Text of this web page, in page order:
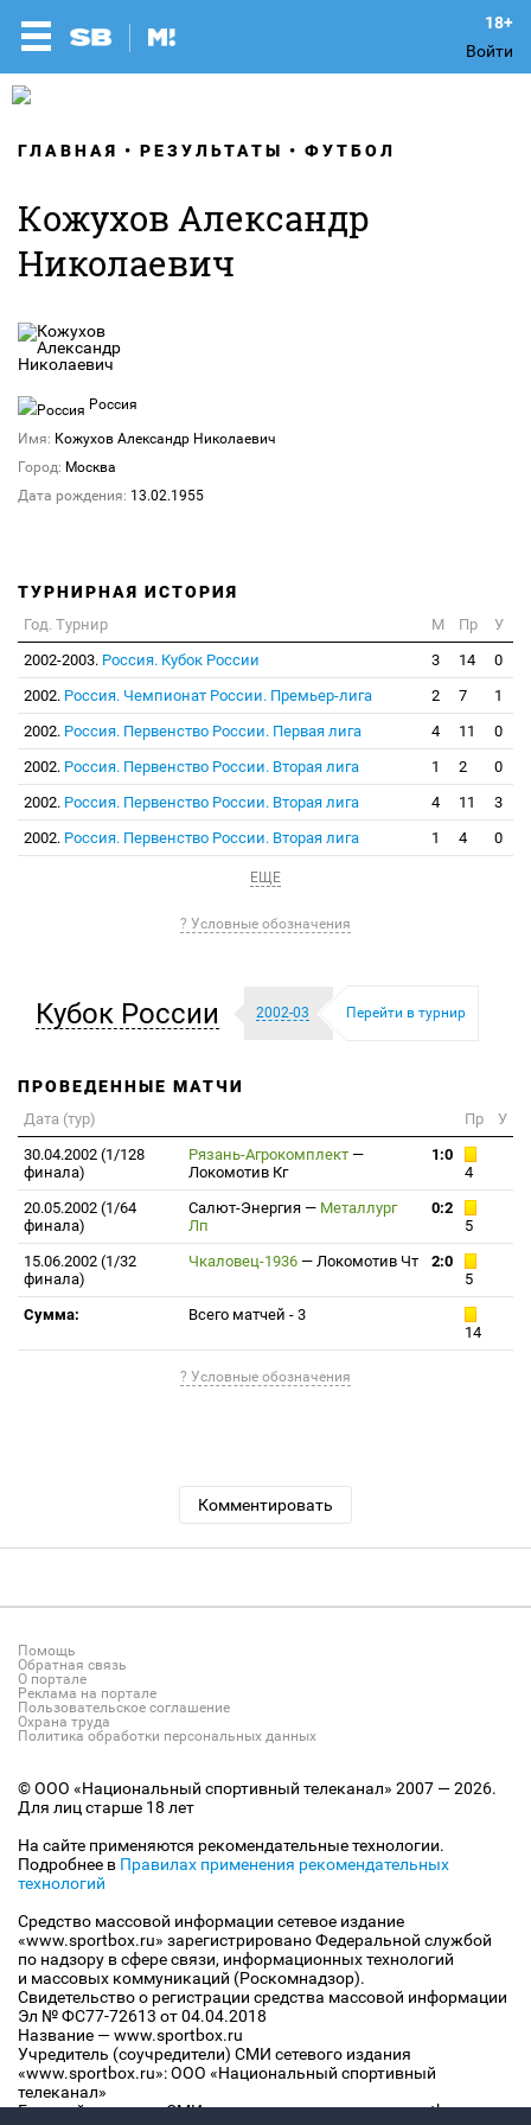
Войти
ГЛАВНАЯ РЕЗУЛЬТАТЫ ФУТБОЛ
Кожухов Александр
Николаевич
Россия
Имя: Кожухов Александр Николаевич
Город: Москва
Дата рождения: 13.02.1955
ТУРНИРНАЯ ИСТОРИЯ
Год. Турнир М Пр
У
2002-2003. Россия. Кубок России 3 14
0
2002. Россия. Чемпионат России. Премьер-лига 2 7
1
2002. Россия. Первенство России. Первая лига 4 11
0
2002. Россия. Первенство России. Вторая лига 1 2
0
2002. Россия. Первенство России. Вторая лига 4 11
3
2002. Россия. Первенство России. Вторая лига 1 4 0
ЕЩЕ
? Условные обозначения
Кубок России 2002-03 Перейти в турнир
ПРОВЕДЕННЫЕ МАТЧИ
Дата (тур) Пр
У
30.04.2002 (1/128
финала)
Рязань-Агрокомплект —
Локомотив Кг
1:0
4
20.05.2002 (1/64
финала)
Салют-Энергия — Металлург
Лп
0:2
5
15.06.2002 (1/32
финала)
Чкаловец-1936 — Локомотив Чт
2:0
5
Сумма:
Всего матчей - 3
14
? Условные обозначения
Комментировать
Помощь
Обратная связь
О портале
Реклама на портале
Пользовательское соглашение
Охрана труда
Политика обработки персональных данных
© ООО «Национальный спортивный телеканал» 2007 — 2026.
Для лиц старше 18 лет
На сайте применяются рекомендательные технологии.
Подробнее в Правилах применения рекомендательных
технологий
Средство массовой информации сетевое издание
«www.sportbox.ru» зарегистрировано Федеральной службой
по надзору в сфере связи, информационных технологий
и массовых коммуникаций (Роскомнадзор).
Свидетельство о регистрации средства массовой информации
Эл № ФС77-72613 от 04.04.2018
Название — www.sportbox.ru
Учредитель (соучредители) СМИ сетевого издания
«www.sportbox.ru»: ООО «Национальный спортивный
телеканал»
Главный редактор СМИ сетевого издания «www.sportbox.ru»: